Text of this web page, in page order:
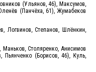
(Ульянов, 46), Максумов,
(Панчёха, 61), Жумабеков
Логвинов, Степанов, Шлёнкин,
Столяренко, Анисимов
Пьянченко (Борисов, 46), Куль,